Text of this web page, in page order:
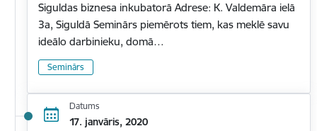
Siguldas biznesa inkubatorā Adrese: K. Valdemāra ielā
3a, Siguldā Seminārs piemērots tiem, kas meklē savu
ideālo darbinieku, domā…
Seminārs
Datums
17. janvāris, 2020